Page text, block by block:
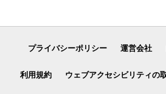
プライバシーポリシー 運営会社
利用規約 ウェブアクセシビリティの